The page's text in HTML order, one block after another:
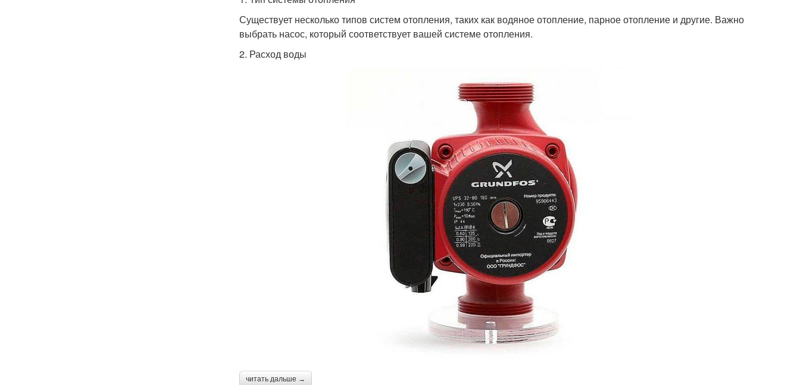
Существует несколько типов систем отопления, таких как водяное отопление, парное отопление и другие. Важно
выбрать насос, который соответствует вашей системе отопления.
2. Расход воды
читать дальше →